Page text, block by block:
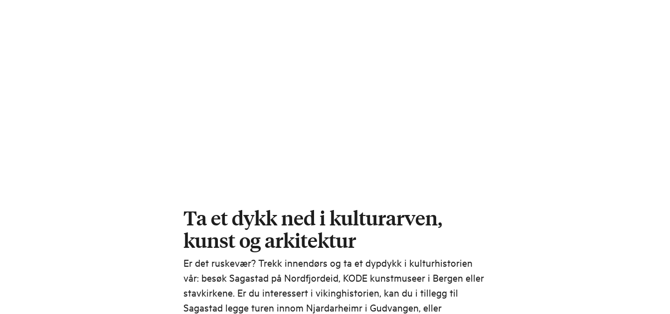
Ta et dykk ned i kulturarven,
kunst og arkitektur
Er det ruskevær? Trekk innendørs og ta et dypdykk i kulturhistorien
vår: besøk Sagastad på Nordfjordeid, KODE kunstmuseer i Bergen eller
stavkirkene. Er du interessert i vikinghistorien, kan du i tillegg til
Sagastad legge turen innom Njardarheimr i Gudvangen, eller